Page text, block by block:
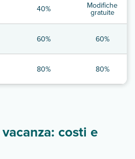
40% Modifiche
gratuite
60% 60%
80% 80%
costi e